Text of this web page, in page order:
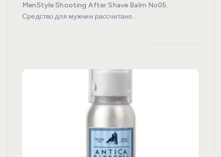
MenStyle Shooting After Shave Balm No05.
Средство для мужчин рассчитано…